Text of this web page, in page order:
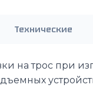
Технические
на трос при